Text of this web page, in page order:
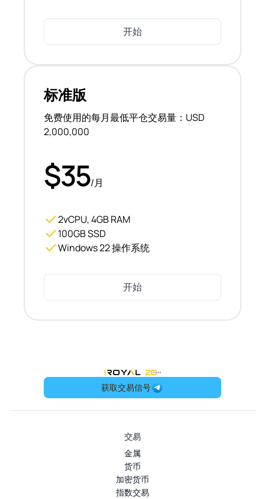
开始
标准版
免费使用的每月最低平仓交易量：USD
2,000,000
$35/月
2vCPU, 4GB RAM
100GB SSD
Windows 22 操作系统
开始
OneRoyal Home
获取交易信号
交易
金属
货币
加密货币
指数交易